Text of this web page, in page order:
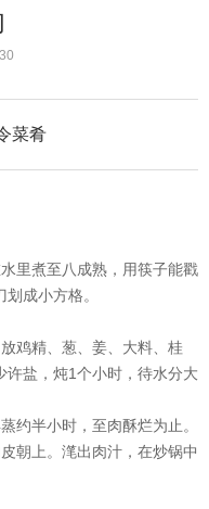
菜肴
里煮至八成熟，用筷子能戳
成小方格。
鸡精、葱、姜、大料、桂
许盐，炖1个小时，待水分大
约半小时，至肉酥烂为止。
朝上。滗出肉汁，在炒锅中